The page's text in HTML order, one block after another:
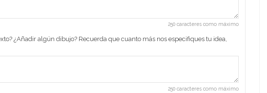
250 caracteres como máximo
¿Añadir algún dibujo? Recuerda que cuanto más nos especifiques tu idea,
250 caracteres como máximo